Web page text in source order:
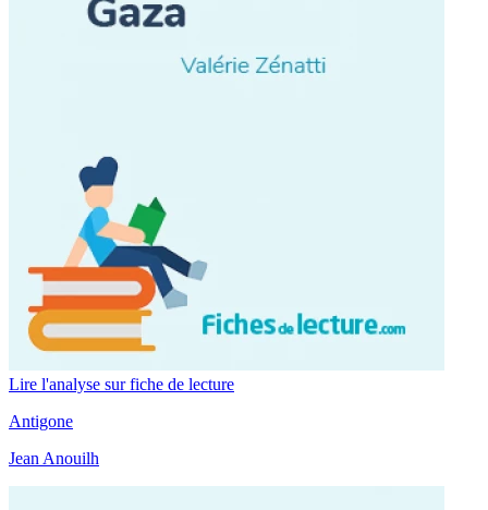
Lire l'analyse sur fiche de lecture
Antigone
Jean Anouilh